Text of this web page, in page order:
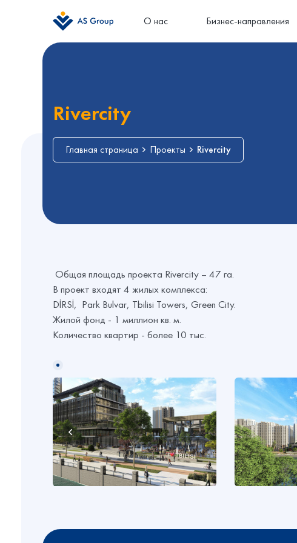
О нас Бизнес-направления
Rivercity
Главная страница Проекты Rivercity
Общая площадь проекта Rivercity – 47 га.
В проект входят 4 жилых комплекса:
DİRSİ, Park Bulvar, Tbilisi Towers, Green City.
Жилой фонд - 1 миллион кв. м.
Количество квартир - более 10 тыс.